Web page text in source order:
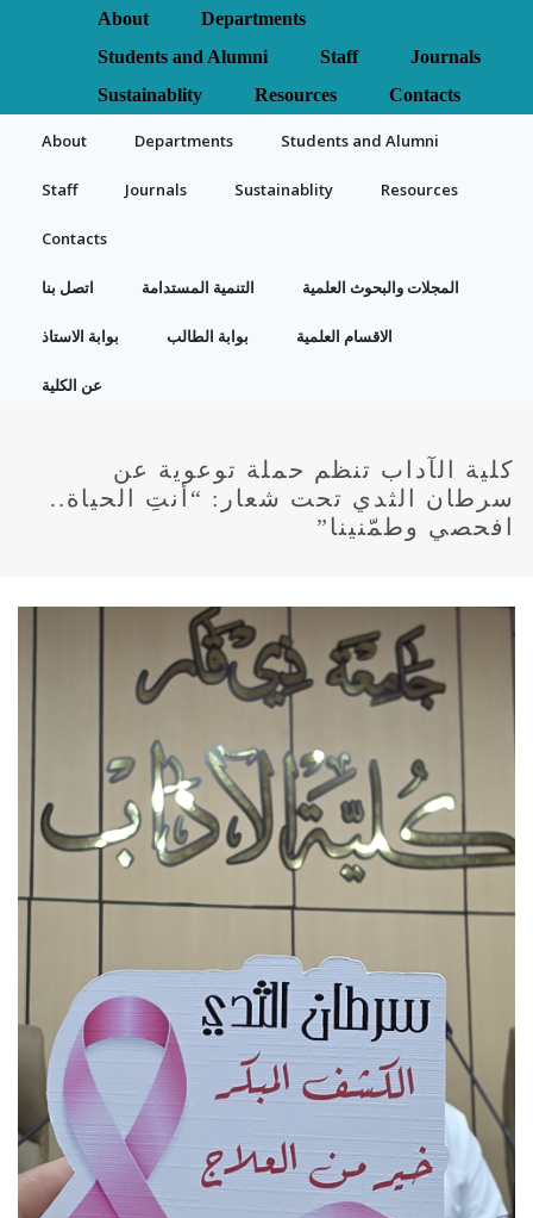
About
Departments
Students and Alumni
Staff
Journals
Sustainablity
Resources Contacts
About Departments Students and Alumni
Staff Journals Sustainablity Resources
Contacts
اتصل بنا التنمية المستدامة المجلات والبحوث العلمية
بوابة الاستاذ بوابة الطالب الاقسام العلمية
عن الكلية
كلية الآداب تنظم حملة توعوية عن
سرطان الثدي تحت شعار: “أنتِ الحياة..
افحصي وطمّنينا”